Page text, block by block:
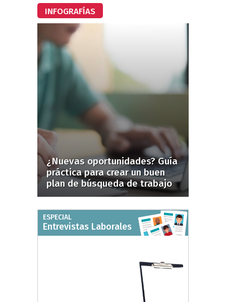
INFOGRAFÍAS
¿Nuevas oportunidades? Guía
práctica para crear un buen
plan de búsqueda de trabajo
ESPECIAL
Entrevistas Laborales